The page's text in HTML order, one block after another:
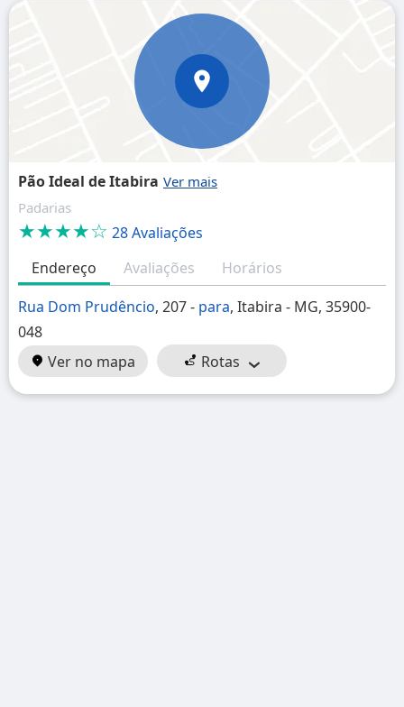
Pão Ideal de Itabira
Padarias
★★★★☆ 28 Avaliações
Endereço
Avaliações
Horários
Rua Dom Prudêncio, 207 - para, Itabira - MG, 35900-
048
Ver no mapa
Rotas